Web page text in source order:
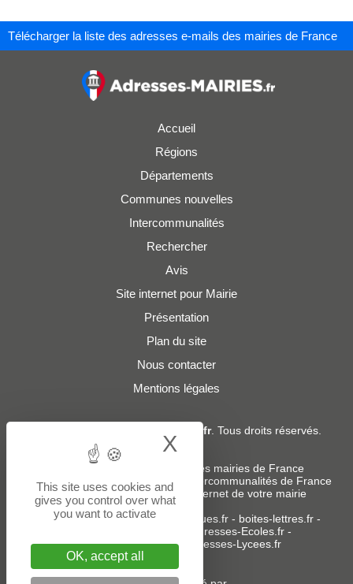
Télécharger la liste des adresses e-mails des mairies de France
Accueil
Régions
Départements
Communes nouvelles
Intercommunalités
Rechercher
Avis
Site internet pour Mairie
Présentation
Plan du site
Nous contacter
Mentions légales
Adresses-Mairies.fr. Tous droits réservés.
Services :
Liste des adresses e-mails des mairies de France
Liste des adresses e-mails des intercommunalités de France
-Création ou refonte du site internet de votre mairie
Sites partenaires:donneespubliques.fr- boites-lettres.fr-
Adresses-Ecoles.fr -
Adresses-Colleges.fr- Adresses-Lycees.fr
This site uses cookies and
gives you control over what
you want to activate
OK, accept all
X